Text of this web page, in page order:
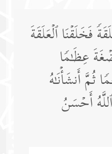
فَخَلَقۡنَا ٱلۡعَلَقَةَ
عِظَـٰمࣰا
ثُمَّ أَنشَأۡنَـٰهُ
أَحۡسَنُ